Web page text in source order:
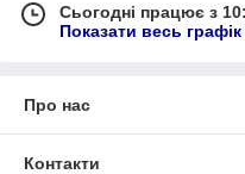
Сьогодні працює з
Показати весь
Про нас
Контакти